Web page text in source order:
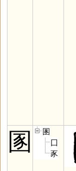
圂
圂
囗
豕